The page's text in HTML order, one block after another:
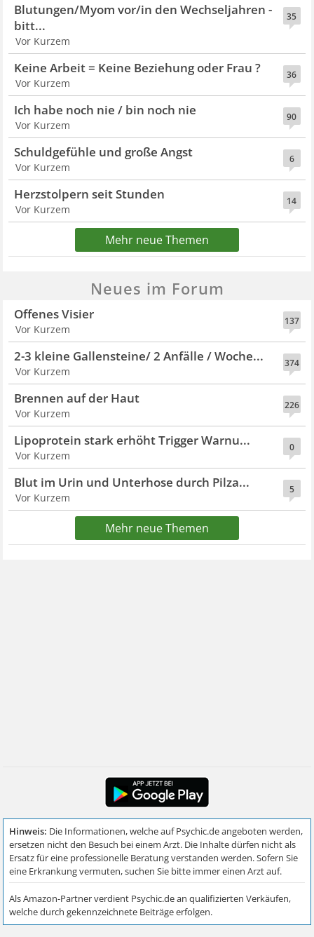
35
Blutungen/Myom vor/in den Wechseljahren -
bitt...
Vor Kurzem
36
Keine Arbeit = Keine Beziehung oder Frau ?
Vor Kurzem
90
Ich habe noch nie / bin noch nie
Vor Kurzem
6
Schuldgefühle und große Angst
Vor Kurzem
14
Herzstolpern seit Stunden
Vor Kurzem
Mehr neue Themen
Neues im Forum
137
Offenes Visier
Vor Kurzem
374
2-3 kleine Gallensteine/ 2 Anfälle / Woche...
Vor Kurzem
226
Brennen auf der Haut
Vor Kurzem
0
Lipoprotein stark erhöht Trigger Warnu...
Vor Kurzem
5
Blut im Urin und Unterhose durch Pilza...
Vor Kurzem
Mehr neue Themen